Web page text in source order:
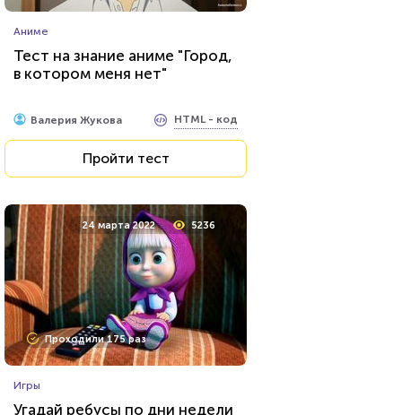
Прочие тесты
Тест: Муниципальное право
Пройти тест
13 октября 2021
Проходили 1858 раз
Мультфильмы
Тест: Кто ты из "Рика и
Аниме
Тест на знание аниме "Город,
в котором меня нет"
Валерия Жукова HTML - код
Пройти тест
24 марта 2022 5236
Проходили 175 раз
Игры
Угадай ребусы по дни недели